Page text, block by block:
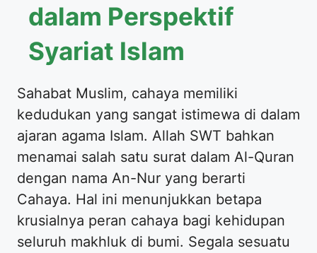
dalam Perspektif
Syariat Islam
Sahabat Muslim, cahaya memiliki
kedudukan yang sangat istimewa di dalam
ajaran agama Islam. Allah SWT bahkan
menamai salah satu surat dalam Al-Quran
dengan nama An-Nur yang berarti
Cahaya. Hal ini menunjukkan betapa
krusialnya peran cahaya bagi kehidupan
seluruh makhluk di bumi. Segala sesuatu